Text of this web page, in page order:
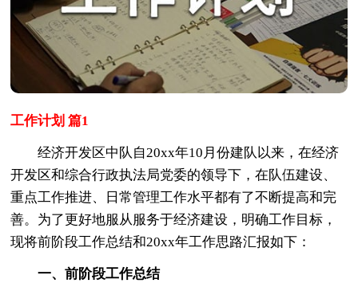
工作计划 篇1
经济开发区中队自20xx年10月份建队以来，在经济
开发区和综合行政执法局党委的领导下，在队伍建设、
重点工作推进、日常管理工作水平都有了不断提高和完
善。为了更好地服从服务于经济建设，明确工作目标，
现将前阶段工作总结和20xx年工作思路汇报如下：
一、前阶段工作总结